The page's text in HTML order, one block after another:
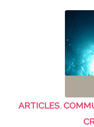
ARTICLES,